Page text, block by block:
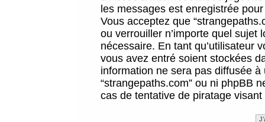
les messages est enregistrée
Vous acceptez que
ou verrouiller n’importe quel sujet
nécessaire. En tant qu’utilisateur
vous avez entré soient stockées
information ne sera pas diffusée
“strangepaths.com” ou ni phpBB
cas de tentative de piratage